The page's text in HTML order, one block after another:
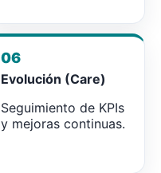
06
Evolución (Care)
Seguimiento de KPIs
y mejoras continuas.